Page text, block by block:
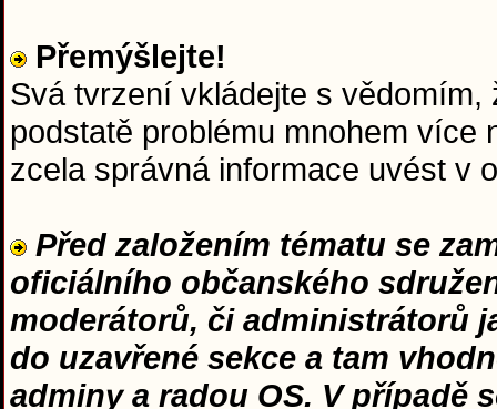
Přemýšlejte!
Svá tvrzení vkládejte s
podstatě problému mnohem více
zcela správná informace uvést v
Před založením tématu se
oficiálního občanského
moderátorů, či administrátorů
do uzavřené sekce a tam
adminy a radou OS. V případě